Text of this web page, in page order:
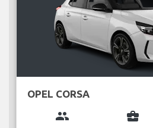
OPEL CORSA
group business_center